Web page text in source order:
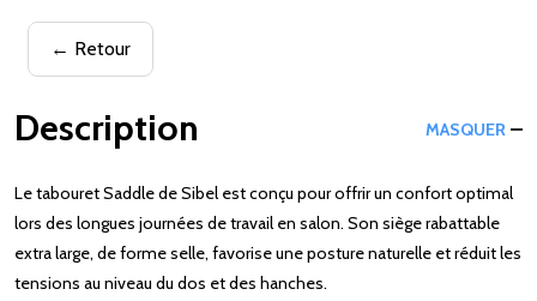
← Retour
Description MASQUER
Le tabouret Saddle de Sibel est conçu pour offrir un confort optimal
lors des longues journées de travail en salon. Son siège rabattable
extra large, de forme selle, favorise une posture naturelle et réduit les
tensions au niveau du dos et des hanches.